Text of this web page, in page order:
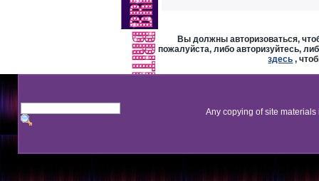
Вы должны авторизоваться,
пожалуйста, либо авторизуйтесь,
здесь ,
Any copying of site